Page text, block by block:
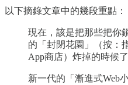
以下摘錄文章中的幾段重點：
現在，該是把那些把你
的「封閉花園」（按：
App商店）炸掉的時候了
新一代的「漸進式Web